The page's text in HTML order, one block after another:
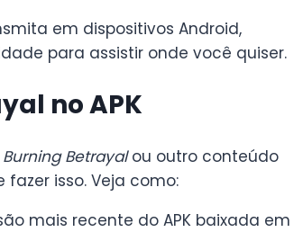
em dispositivos Android,
para assistir onde você quiser.
no APK
Burning Betrayalou outro conteúdo
isso. Veja como:
mais recente do APK baixada em